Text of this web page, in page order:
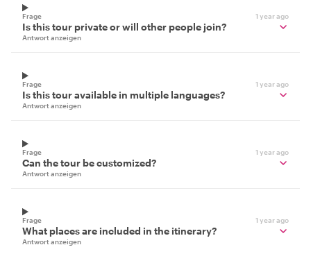
Frage 1 year ago
Is this tour private or will other people join?
Antwort anzeigen
Frage 1 year ago
Is this tour available in multiple languages?
Antwort anzeigen
Frage 1 year ago
Can the tour be customized?
Antwort anzeigen
Frage 1 year ago
What places are included in the itinerary?
Antwort anzeigen